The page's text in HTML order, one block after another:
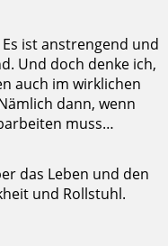
ist anstrengend und
Und doch denke ich,
auch im wirklichen
dann, wenn
muss…
das Leben und den
und Rollstuhl.